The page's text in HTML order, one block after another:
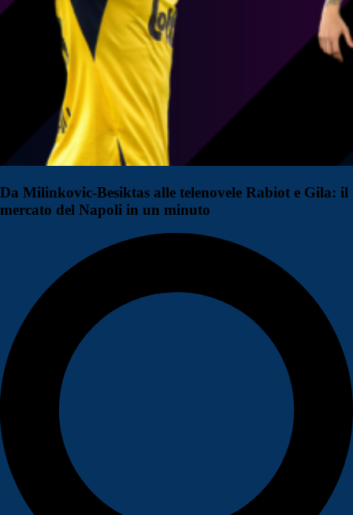
Da Milinkovic-Besiktas alle telenovele Rabiot e Gila: il
mercato del Napoli in un minuto